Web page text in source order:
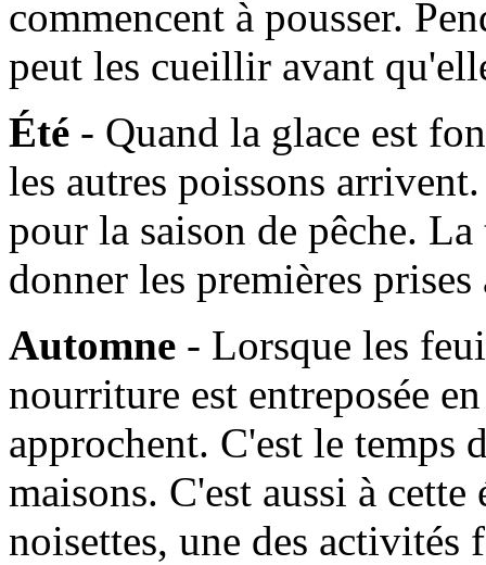
commencent à pousser.
peut les cueillir avant
Été - Quand la glace est
les autres poissons
pour la saison de pêche.
donner les premières
Automne - Lorsque les
nourriture est entreposée
approchent. C'est le temps
maisons. C'est aussi à
noisettes, une des